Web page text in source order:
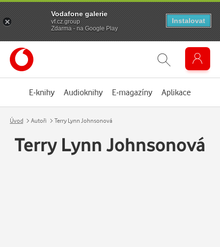
E-knihy Audioknihy E-magazíny Aplikace
Úvod Autoři Terry Lynn Johnsonová
Terry Lynn Johnsonová
Vodafone galerie
vf.cz.group
Zdarma - na Google Play
Instalovat